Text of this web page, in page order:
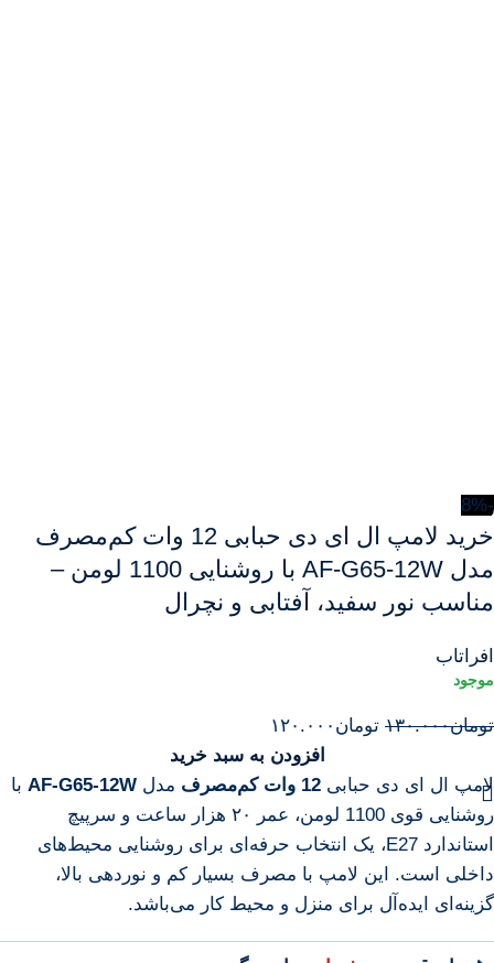
-8%
خرید لامپ ال ای دی حبابی 12 وات کم‌مصرف
مدل AF-G65-12W با روشنایی 1100 لومن –
مناسب نور سفید، آفتابی و نچرال
افراتاب
تومان۱۳۰.۰۰۰ تومان ۱۲۰.۰۰۰
افزودن به سبد خرید
لامپ ال ای دی حبابی 12 وات کم‌مصرف مدل AF-G65-12W با
روشنایی قوی 1100 لومن، عمر ۲۰ هزار ساعت و سرپیچ
استاندارد E27، یک انتخاب حرفه‌ای برای روشنایی محیط‌های
داخلی است. این لامپ با مصرف بسیار کم و نوردهی بالا،
گزینه‌ای ایده‌آل برای منزل و محیط کار می‌باشد.